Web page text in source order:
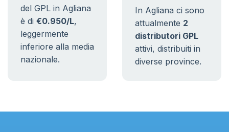
del GPL in Agliana
è di €0.950/L,
leggermente
inferiore alla media
nazionale.
In Agliana ci sono
attualmente 2
distributori GPL
attivi, distribuiti in
diverse province.